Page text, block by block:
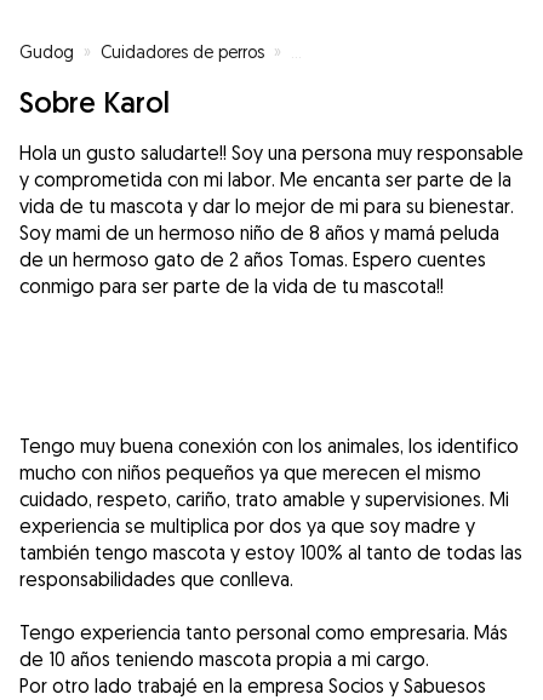
Gudog » Cuidadores de perros »
Sobre Karol
Hola un gusto saludarte!! Soy una persona muy responsable
y comprometida con mi labor. Me encanta ser parte de la
vida de tu mascota y dar lo mejor de mi para su bienestar.
Soy mami de un hermoso niño de 8 años y mamá peluda
de un hermoso gato de 2 años Tomas. Espero cuentes
conmigo para ser parte de la vida de tu mascota!!
Tengo muy buena conexión con los animales, los identifico
mucho con niños pequeños ya que merecen el mismo
cuidado, respeto, cariño, trato amable y supervisiones. Mi
experiencia se multiplica por dos ya que soy madre y
también tengo mascota y estoy 100% al tanto de todas las
responsabilidades que conlleva.
Tengo experiencia tanto personal como empresaria. Más
de 10 años teniendo mascota propia a mi cargo.
Por otro lado trabajé en la empresa Socios y Sabuesos